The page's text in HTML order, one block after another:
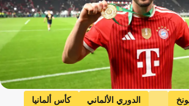
الدوري الألماني
كأس ألمانيا